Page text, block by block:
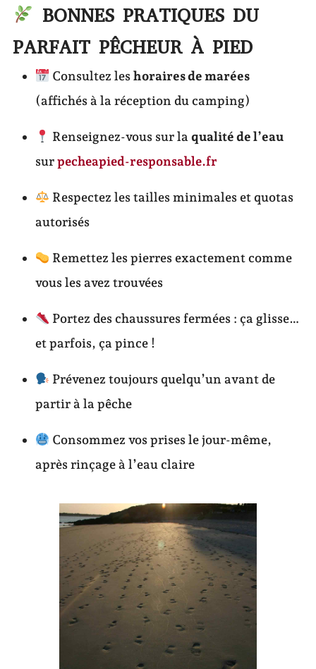
BONNES PRATIQUES DU
PARFAIT PÊCHEUR À PIED
Consultez leshoraires de marées
(affichés à la réception du camping)
Renseignez-vous sur laqualité de l’eau
surpecheapied-responsable.fr
Respectez les tailles minimales et quotas
autorisés
Remettez les pierres exactement comme
vous les avez trouvées
Portez des chaussures fermées : ça glisse…
et parfois, ça pince !
Prévenez toujours quelqu’un avant de
partir à la pêche
Consommez vos prises le jour-même,
après rinçage à l’eau claire